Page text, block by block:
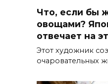
Что, если бы
овощами?
отвечает на
Этот художник
очаровательных